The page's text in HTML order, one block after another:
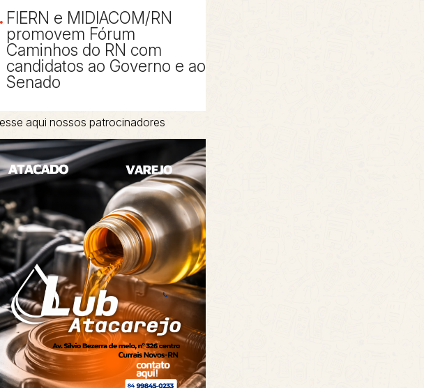
FIERN e MIDIACOM/RN
promovem Fórum
Caminhos do RN com
candidatos ao Governo e ao
Senado
aqui nossos patrocinadores